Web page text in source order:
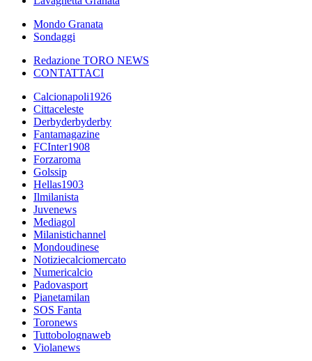
Mondo Granata
Sondaggi
Redazione TORO NEWS
CONTATTACI
Calcionapoli1926
Cittaceleste
Derbyderbyderby
Fantamagazine
FCInter1908
Forzaroma
Golssip
Hellas1903
Ilmilanista
Juvenews
Mediagol
Milanistichannel
Mondoudinese
Notiziecalciomercato
Numericalcio
Padovasport
Pianetamilan
SOS Fanta
Toronews
Tuttobolognaweb
Violanews